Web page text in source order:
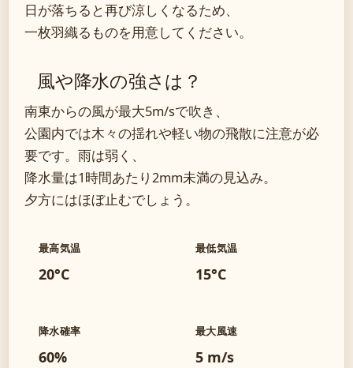
日が落ちると再び涼しくなるため、
一枚羽織るものを用意してください。
風や降水の強さは？
南東からの風が最大5m/sで吹き、
公園内では木々の揺れや軽い物の飛散に注意が必
要です。雨は弱く、
降水量は1時間あたり2mm未満の見込み。
夕方にはほぼ止むでしょう。
最高気温
20°C
最低気温
15°C
降水確率
60%
最大風速
5 m/s